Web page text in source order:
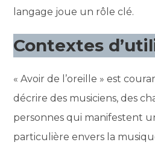
langage joue un rôle clé.
Contextes
« Avoir de l’oreille » est
décrire des musiciens, des
personnes qui manifestent
particulière envers la